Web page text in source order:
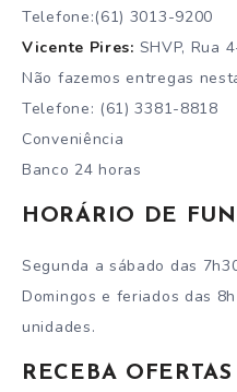
Telefone:(61) 3013-9200
Vicente Pires: SHVP, Rua
Não fazemos entregas
Telefone: (61) 3381-8818
Conveniência
Banco 24 horas
HORÁRIO DE
Segunda a sábado das
Domingos e feriados das
unidades.
RECEBA